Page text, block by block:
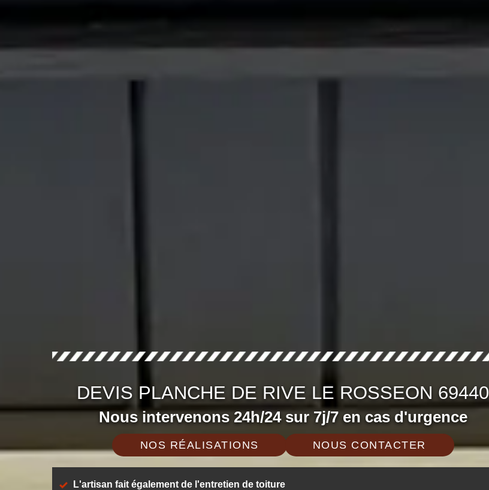
DEVIS PLANCHE DE RIVE LE ROSSEON 69440
Nous intervenons 24h/24 sur 7j/7 en cas d'urgence
NOS RÉALISATIONS NOUS CONTACTER
L'artisan fait également de l'entretien de toiture